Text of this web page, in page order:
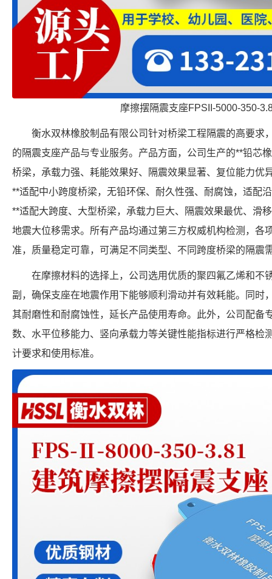
摩擦摆隔震支座FPSII-5000-350-
衡水双林橡胶制品有限公司针对桥梁工程隔震的高要求
的隔震支座产品与专业服务。产品方面，公司生产的**铅芯
桥梁，承载力强、耗能效果好、隔震效果显著、复位能力优
**适配中小跨度桥梁，无铅环保、耐久性强、耐腐蚀，适配
**适配大跨度、大型桥梁，承载力巨大、隔震效果最优、滑
地震大位移需求。所有产品均通过第三方权威机构检测，各
准，质量稳定可靠，可满足不同类型、不同跨度桥梁的隔震
在摩擦材料的选择上，公司选用优质的聚四氟乙烯和不
副，确保支座在地震作用下能够顺利滑动并有效耗能。同时
其耐磨性和耐腐蚀性，延长产品使用寿命。此外，公司配备
数、水平位移能力、竖向承载力等关键性能指标进行严格检
计要求和使用标准。